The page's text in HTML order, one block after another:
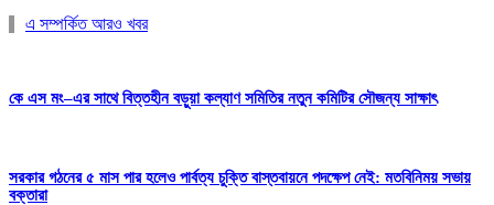
এ সম্পর্কিত আরও খবর
কে এস মং–এর সাথে বিত্তহীন বড়ুয়া কল্যাণ সমিতির নতুন কমিটির সৌজন্য সাক্ষাৎ
সরকার গঠনের ৫ মাস পার হলেও পার্বত্য চুক্তি বাস্তবায়নে পদক্ষেপ নেই: মতবিনিময় সভায়
বক্তারা